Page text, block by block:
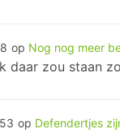
op Nog nog meer
daar zou staan
op Defendertjes